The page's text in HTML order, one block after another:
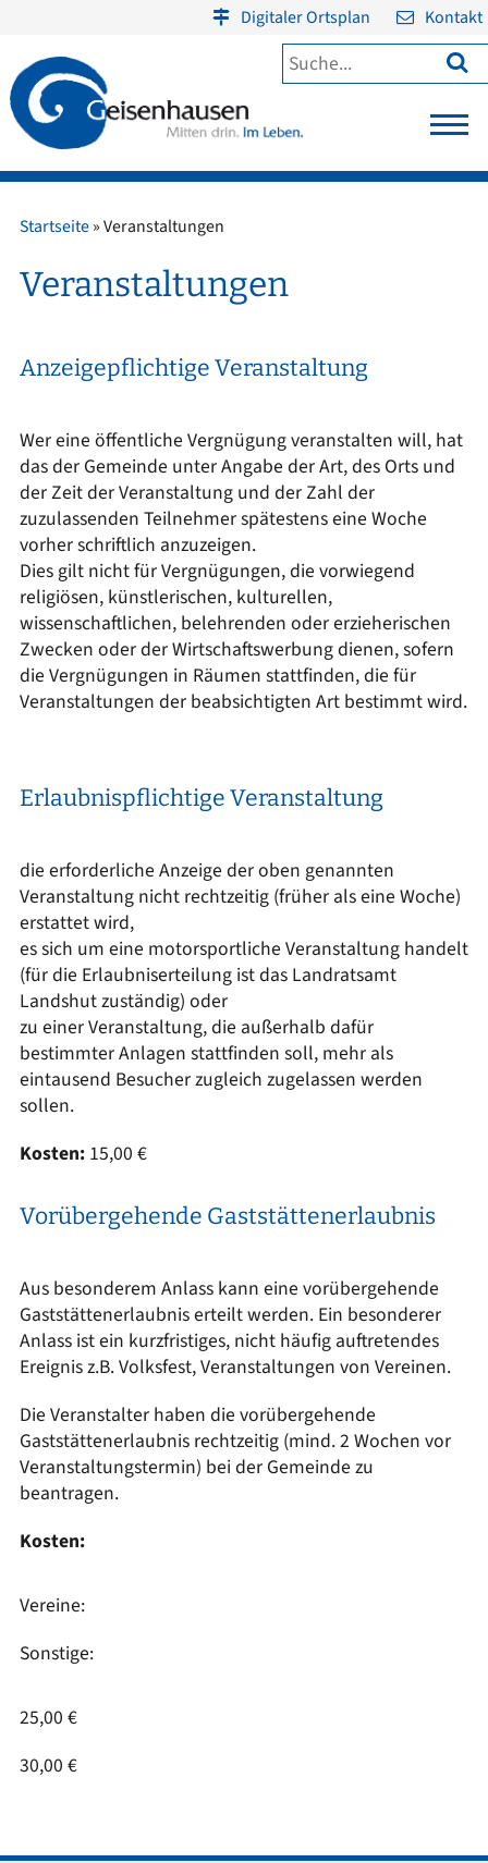
Digitaler Ortsplan Kontakt

Startseite»Veranstaltungen
Veranstaltungen
Anzeigepflichtige Veranstaltung
Wer eine öffentliche Vergnügung veranstalten will, hat
das der Gemeinde unter Angabe der Art, des Orts und
der Zeit der Veranstaltung und der Zahl der
zuzulassenden Teilnehmer spätestens eine Woche
vorher schriftlich anzuzeigen.
Dies gilt nicht für Vergnügungen, die vorwiegend
religiösen, künstlerischen, kulturellen,
wissenschaftlichen, belehrenden oder erzieherischen
Zwecken oder der Wirtschaftswerbung dienen, sofern
die Vergnügungen in Räumen stattfinden, die für
Veranstaltungen der beabsichtigten Art bestimmt wird.
Erlaubnispflichtige Veranstaltung
die erforderliche Anzeige der oben genannten
Veranstaltung nicht rechtzeitig (früher als eine Woche)
erstattet wird,
es sich um eine motorsportliche Veranstaltung handelt
(für die Erlaubniserteilung ist das Landratsamt
Landshut zuständig) oder
zu einer Veranstaltung, die außerhalb dafür
bestimmter Anlagen stattfinden soll, mehr als
eintausend Besucher zugleich zugelassen werden
sollen.
Kosten: 15,00 €
Vorübergehende Gaststättenerlaubnis
Aus besonderem Anlass kann eine vorübergehende
Gaststättenerlaubnis erteilt werden. Ein besonderer
Anlass ist ein kurzfristiges, nicht häufig auftretendes
Ereignis z.B. Volksfest, Veranstaltungen von Vereinen.
Die Veranstalter haben die vorübergehende
Gaststättenerlaubnis rechtzeitig (mind. 2 Wochen vor
Veranstaltungstermin) bei der Gemeinde zu
beantragen.
Kosten:
Vereine:
Sonstige:
25,00 €
30,00 €